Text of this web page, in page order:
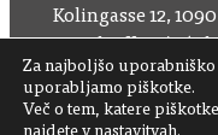
Za najboljšo
uporabljamo piškotke.
Več o tem, katere
Kolingasse 12,
Tel+43 1 319 11 60